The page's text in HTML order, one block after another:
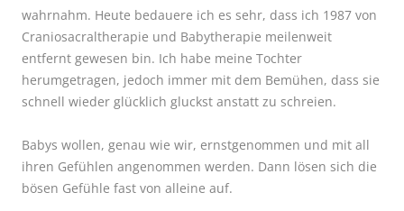
wahrnahm. Heute bedauere ich es sehr, dass ich 1987 von
Craniosacraltherapie und Babytherapie meilenweit
entfernt gewesen bin. Ich habe meine Tochter
herumgetragen, jedoch immer mit dem Bemühen, dass sie
schnell wieder glücklich gluckst anstatt zu schreien.
Babys wollen, genau wie wir, ernstgenommen und mit all
ihren Gefühlen angenommen werden. Dann lösen sich die
bösen Gefühle fast von alleine auf.